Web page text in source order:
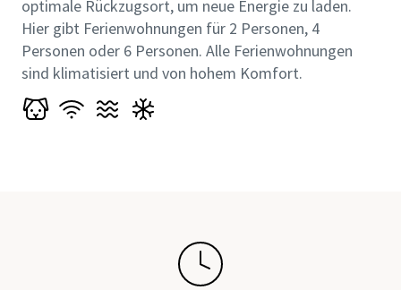
optimale Rückzugsort, um neue Energie zu laden.
Hier gibt Ferienwohnungen für 2 Personen, 4
Personen oder 6 Personen. Alle Ferienwohnungen
sind klimatisiert und von hohem Komfort.